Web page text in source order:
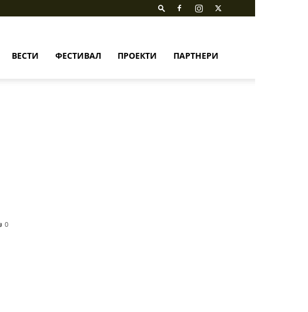
ВЕСТИ ФЕСТИВАЛ ПРОЕКТИ ПАРТНЕРИ
0